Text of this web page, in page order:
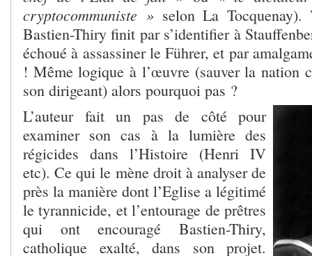
cryptocommuniste »selon La
Bastien-Thiry finit par s’identifier à
échoué à assassiner le Führer, et par
! Même logique à l’œuvre (sauver la nation
son dirigeant) alors pourquoi pas ?
L’auteur fait un pas de côté pour
examiner son cas à la lumière des
régicides dans l’Histoire (Henri IV
etc). Ce qui le mène droit à analyser de
près la manière dont l’Eglise a légitimé
le tyrannicide, et l’entourage de prêtres
qui ont encouragé Bastien-Thiry,
catholique exalté, dans son projet.